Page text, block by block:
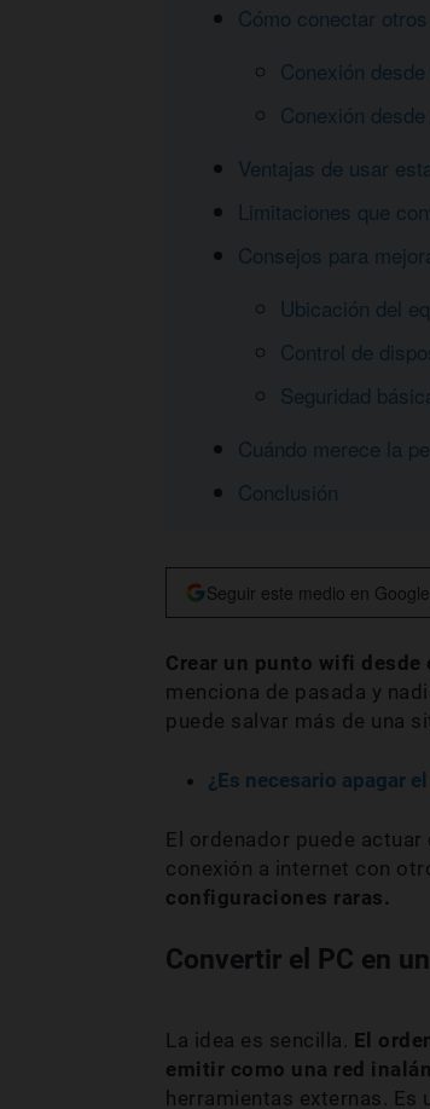
Cómo conectar
Conexión
Conexión
Ventajas de usar
Limitaciones que
Consejos para
Ubicación del
Control de
Seguridad
Cuándo merece la
Conclusión
Seguir este medio en Google
Crear un punto wifi
menciona de pasada y
puede salvar más de una
¿Es necesario apagar
El ordenador puede
conexión a internet con
configuraciones raras.
Convertir el PC en
La idea es sencilla. El
emitir como una red
herramientas externas. Es